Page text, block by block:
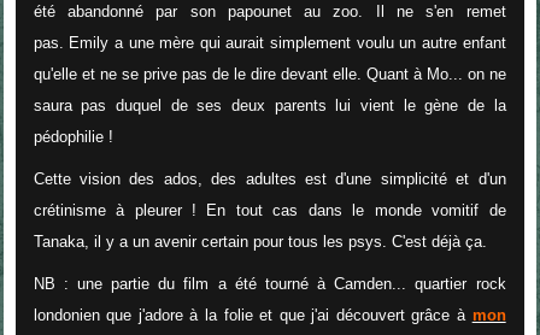
été abandonné par son papounet au zoo. Il ne s'en remet
pas. Emily a une mère qui aurait simplement voulu un autre enfant
qu'elle et ne se prive pas de le dire devant elle. Quant à Mo... on ne
saura pas duquel de ses deux parents lui vient le gène de la
pédophilie !
Cette vision des ados, des adultes est d'une simplicité et d'un
crétinisme à pleurer ! En tout cas dans le monde vomitif de
Tanaka, il y a un avenir certain pour tous les psys. C'est déjà ça.
NB : une partie du film a été tourné à Camden... quartier rock
londonien que j'adore à la folie et que j'ai découvert grâce à mon